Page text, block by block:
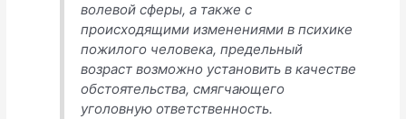
волевой сферы, а также с
происходящими изменениями в психике
пожилого человека, предельный
возраст возможно установить в качестве
обстоятельства, смягчающего
уголовную ответственность.